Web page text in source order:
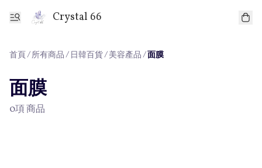
Crystal 66
首頁/所有商品 / 日韓百貨/ 美容產品 / 面膜
面膜
0項 商品